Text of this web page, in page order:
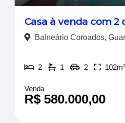
Casa à venda com 2
Balneário Coroados,
2 1 2 102m²
Venda
R$ 580.000,00